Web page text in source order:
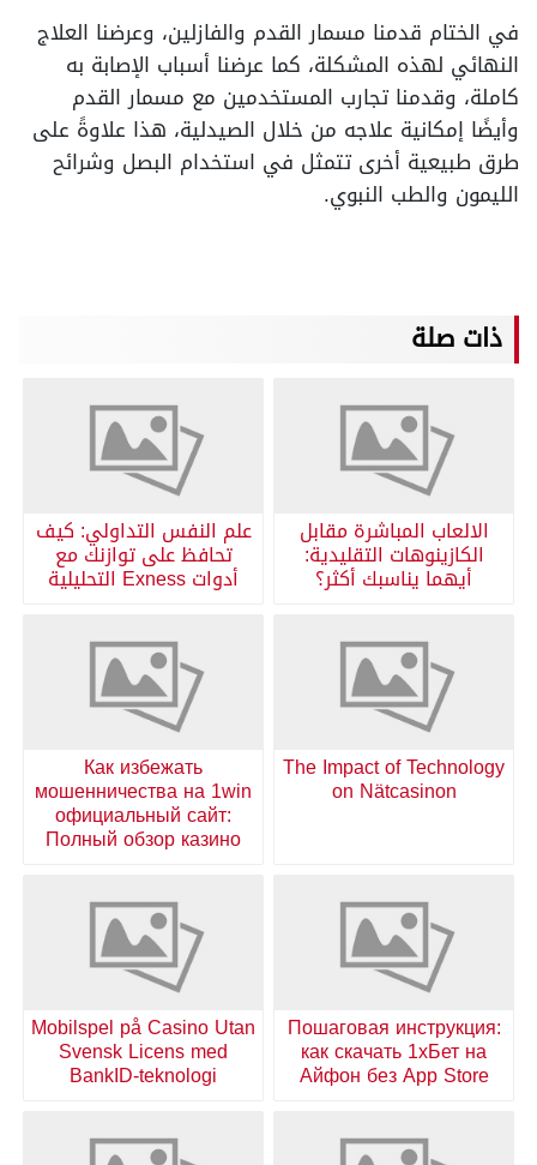
في الختام قدمنا مسمار القدم والفازلين، وعرضنا العلاج
النهائي لهذه المشكلة، كما عرضنا أسباب الإصابة به
كاملة، وقدمنا تجارب المستخدمين مع مسمار القدم
وأيضًا إمكانية علاجه من خلال الصيدلية، هذا علاوةً على
طرق طبيعية أخرى تتمثل في استخدام البصل وشرائح
الليمون والطب النبوي.
ذات صلة
الالعاب المباشرة مقابل
الكازينوهات التقليدية:
أيهما يناسبك أكثر؟
علم النفس التداولي: كيف
تحافظ على توازنك مع
أدوات Exness التحليلية
The Impact of Technology
on Nätcasinon
Как избежать
мошенничества на 1win
официальный сайт:
Полный обзор казино
Пошаговая инструкция:
как скачать 1хБет на
Айфон без App Store
Mobilspel på Casino Utan
Svensk Licens med
BankID-teknologi